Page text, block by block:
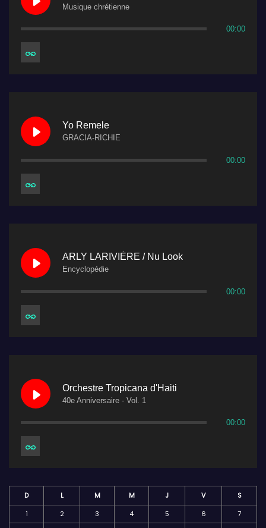
Musique chrétienne
00:00
Yo Remele
GRACIA-RICHIE
00:00
ARLY LARIVIÈRE / Nu Look
Encyclopédie
00:00
Orchestre Tropicana d'Haiti
40e Anniversaire - Vol. 1
00:00
D L M M J V
S
1
2 3 4 5 6
7